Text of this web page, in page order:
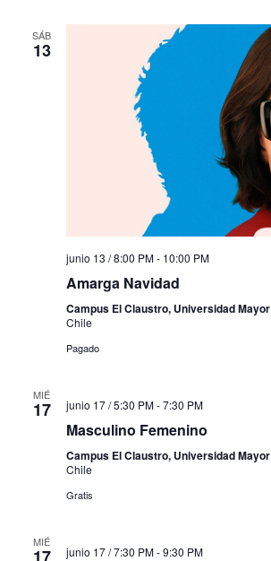
SÁB
13
junio 13 / 8:00 PM- 10:00 PM
Amarga Navidad
Campus El Claustro, Universidad Mayor
Chile
Pagado
MIÉ
17 junio 17 / 5:30 PM-7:30 PM
Masculino Femenino
Campus El Claustro, Universidad Mayor
Chile
Gratis
MIÉ
junio 17 / 7:30 PM-9:30 PM